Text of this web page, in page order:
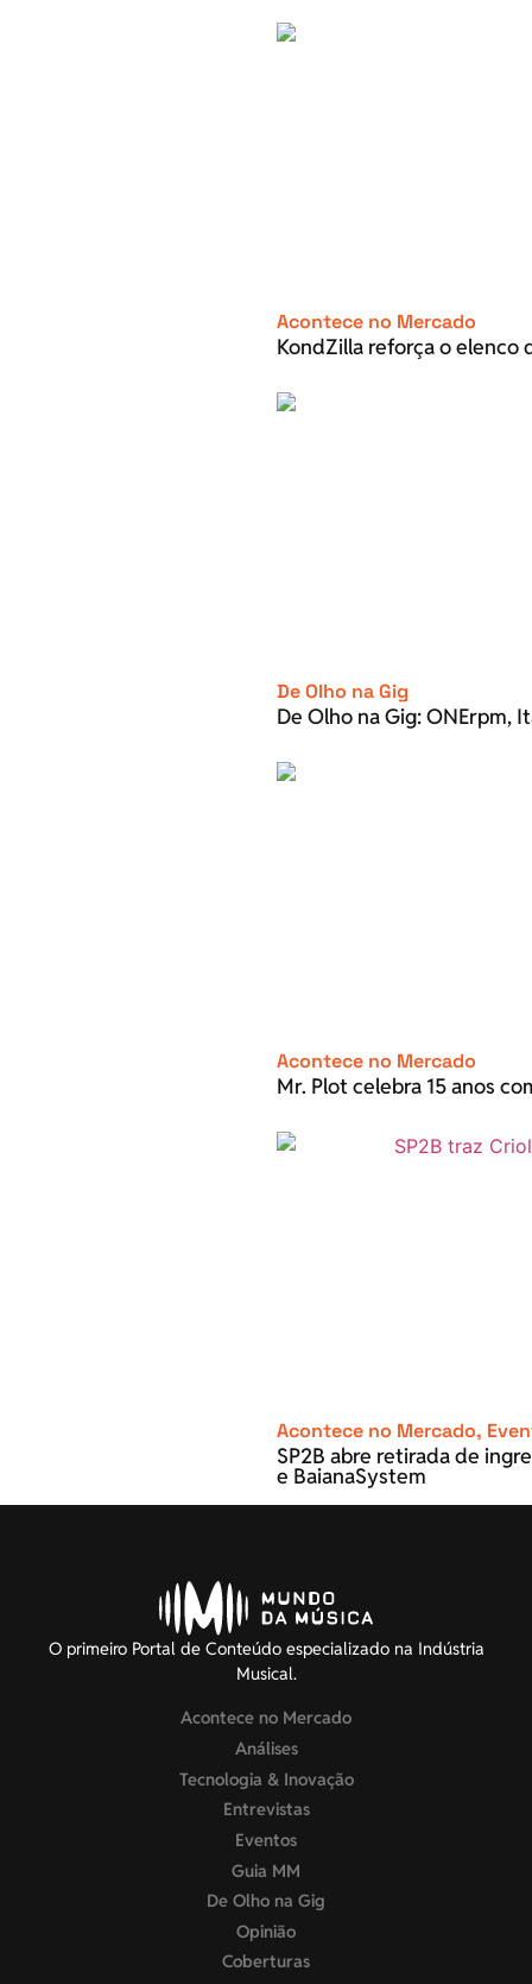
Acontece no Mercado
KondZilla reforça o elenco
De Olho na Gig
De Olho na Gig: ONErpm,
Acontece no Mercado
Mr. Plot celebra 15 anos
Acontece no Mercado,
SP2B abre retirada de
e BaianaSystem
O primeiro Portal de Conteúdo especializado na Indústria
Musical.
Acontece no Mercado
Análises
Tecnologia & Inovação
Entrevistas
Eventos
Guia MM
De Olho na Gig
Opinião
Coberturas